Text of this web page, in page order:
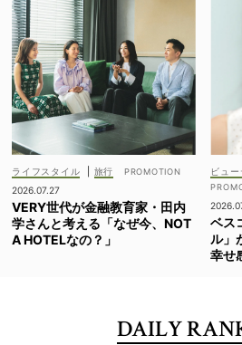
ライフスタイル
旅行
2026.07.27
VERY世代が金融教育家・田内
学さんと考える「なぜ今、NOT
A HOTELなの？」
ビュー
ベス
ル」
幸せ
DAILY